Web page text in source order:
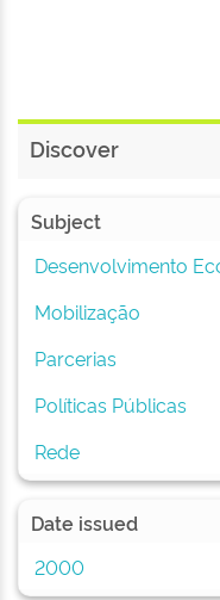
Discover
Subject
Desenvolvimento
Mobilização
Parcerias
Políticas Públicas
Rede
Date issued
2000